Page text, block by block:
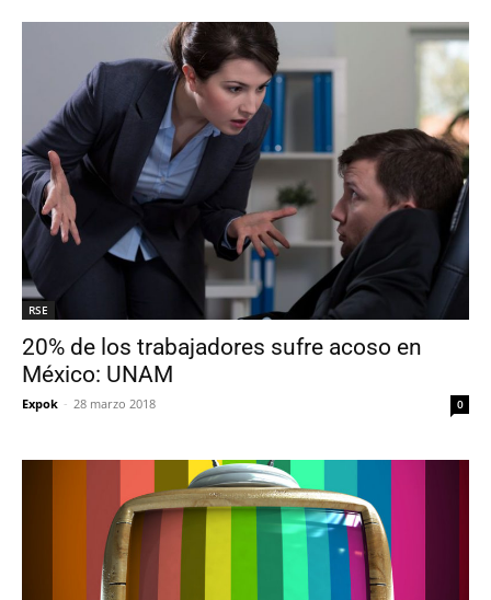
RSE
20% de los trabajadores sufre acoso en
México: UNAM
Expok - 28 marzo 2018 0